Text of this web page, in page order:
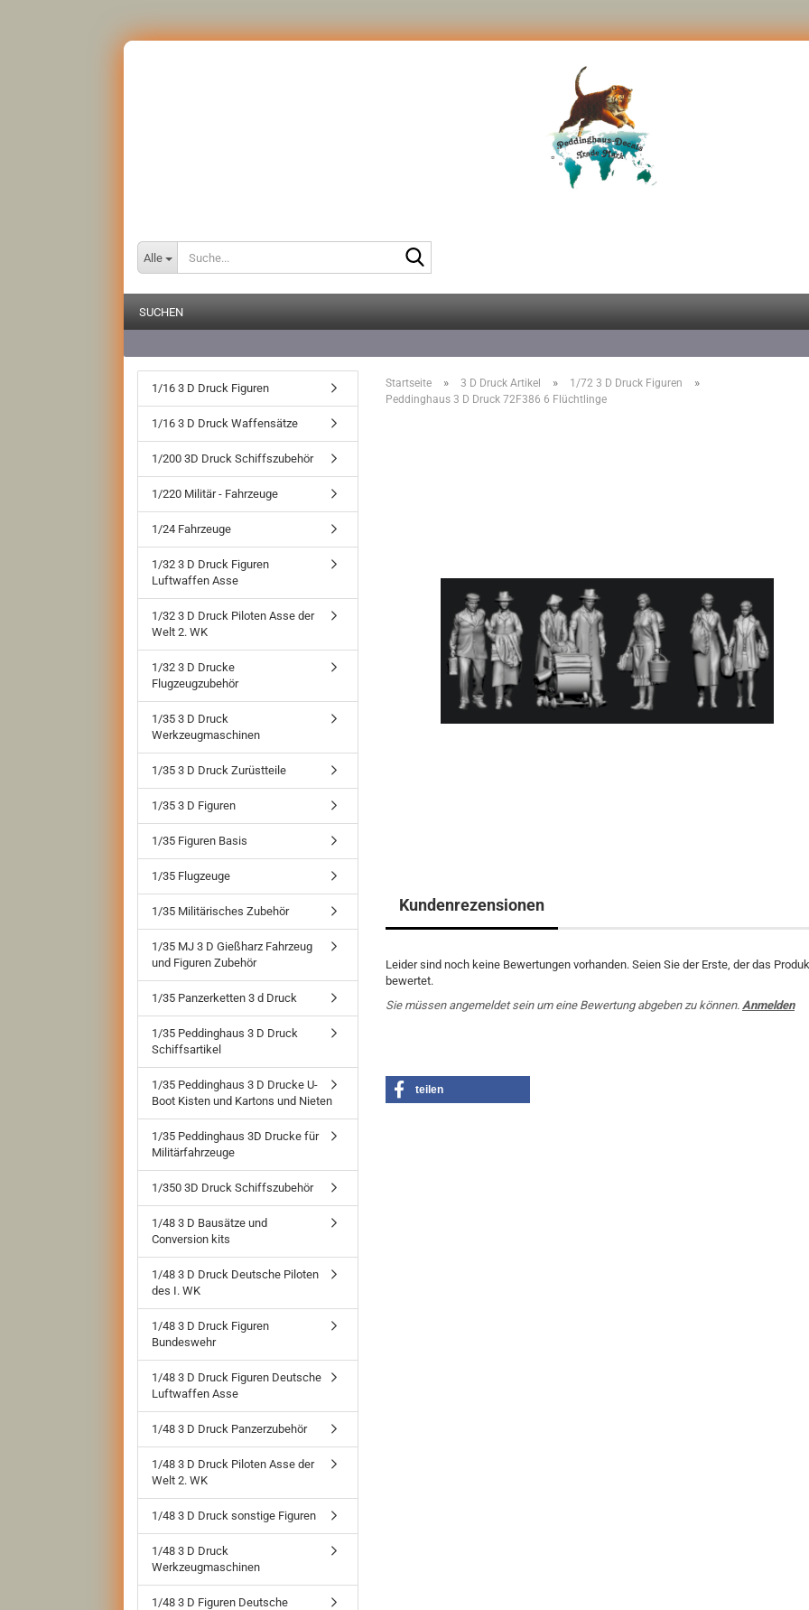
Alle
SUCHEN
Startseite » 3 D Druck Artikel » 1/72 3 D Druck Figuren »
Peddinghaus 3 D Druck 72F386 6 Flüchtlinge
Kundenrezensionen
Leider sind noch keine Bewertungen vorhanden. Seien Sie der Erste, der das
bewertet.
Sie müssen angemeldet sein um eine Bewertung abgeben zu können. Anmelden
teilen
1/16 3 D Druck Figuren
1/16 3 D Druck Waffensätze
1/200 3D Druck Schiffszubehör
1/220 Militär - Fahrzeuge
1/24 Fahrzeuge
1/32 3 D Druck Figuren
Luftwaffen Asse
1/32 3 D Druck Piloten Asse der
Welt 2. WK
1/32 3 D Drucke
Flugzeugzubehör
1/35 3 D Druck
Werkzeugmaschinen
1/35 3 D Druck Zurüstteile
1/35 3 D Figuren
1/35 Figuren Basis
1/35 Flugzeuge
1/35 Militärisches Zubehör
1/35 MJ 3 D Gießharz Fahrzeug
und Figuren Zubehör
1/35 Panzerketten 3 d Druck
1/35 Peddinghaus 3 D Druck
Schiffsartikel
1/35 Peddinghaus 3 D Drucke U-
Boot Kisten und Kartons und Nieten
1/35 Peddinghaus 3D Drucke für
Militärfahrzeuge
1/350 3D Druck Schiffszubehör
1/48 3 D Bausätze und
Conversion kits
1/48 3 D Druck Deutsche Piloten
des I. WK
1/48 3 D Druck Figuren
Bundeswehr
1/48 3 D Druck Figuren Deutsche
Luftwaffen Asse
1/48 3 D Druck Panzerzubehör
1/48 3 D Druck Piloten Asse der
Welt 2. WK
1/48 3 D Druck sonstige Figuren
1/48 3 D Druck
Werkzeugmaschinen
1/48 3 D Figuren Deutsche